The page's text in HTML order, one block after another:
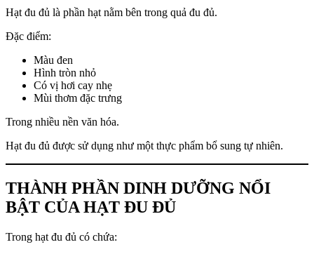
Hạt đu đủ là phần hạt nằm bên trong quả đu đủ.
Đặc điểm:
Màu đen
Hình tròn nhỏ
Có vị hơi cay nhẹ
Mùi thơm đặc trưng
Trong nhiều nền văn hóa.
Hạt đu đủ được sử dụng như một thực phẩm bổ sung tự nhiên.
THÀNH PHẦN DINH DƯỠNG NỔI
BẬT CỦA HẠT ĐU ĐỦ
Trong hạt đu đủ có chứa: